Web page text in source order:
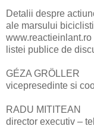
Detalii despre
ale marsului
listei publice de
GÉZA GRÖLLER
vicepresedinte si
RADU MITITEAN
director executiv –